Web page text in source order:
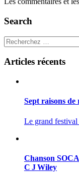
Search
Articles récents
Sept raisons de
Le grand
Chanson
C J Wiley